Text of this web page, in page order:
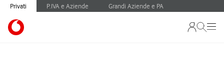
Privati P.IVA e Aziende Grandi Aziende e PA